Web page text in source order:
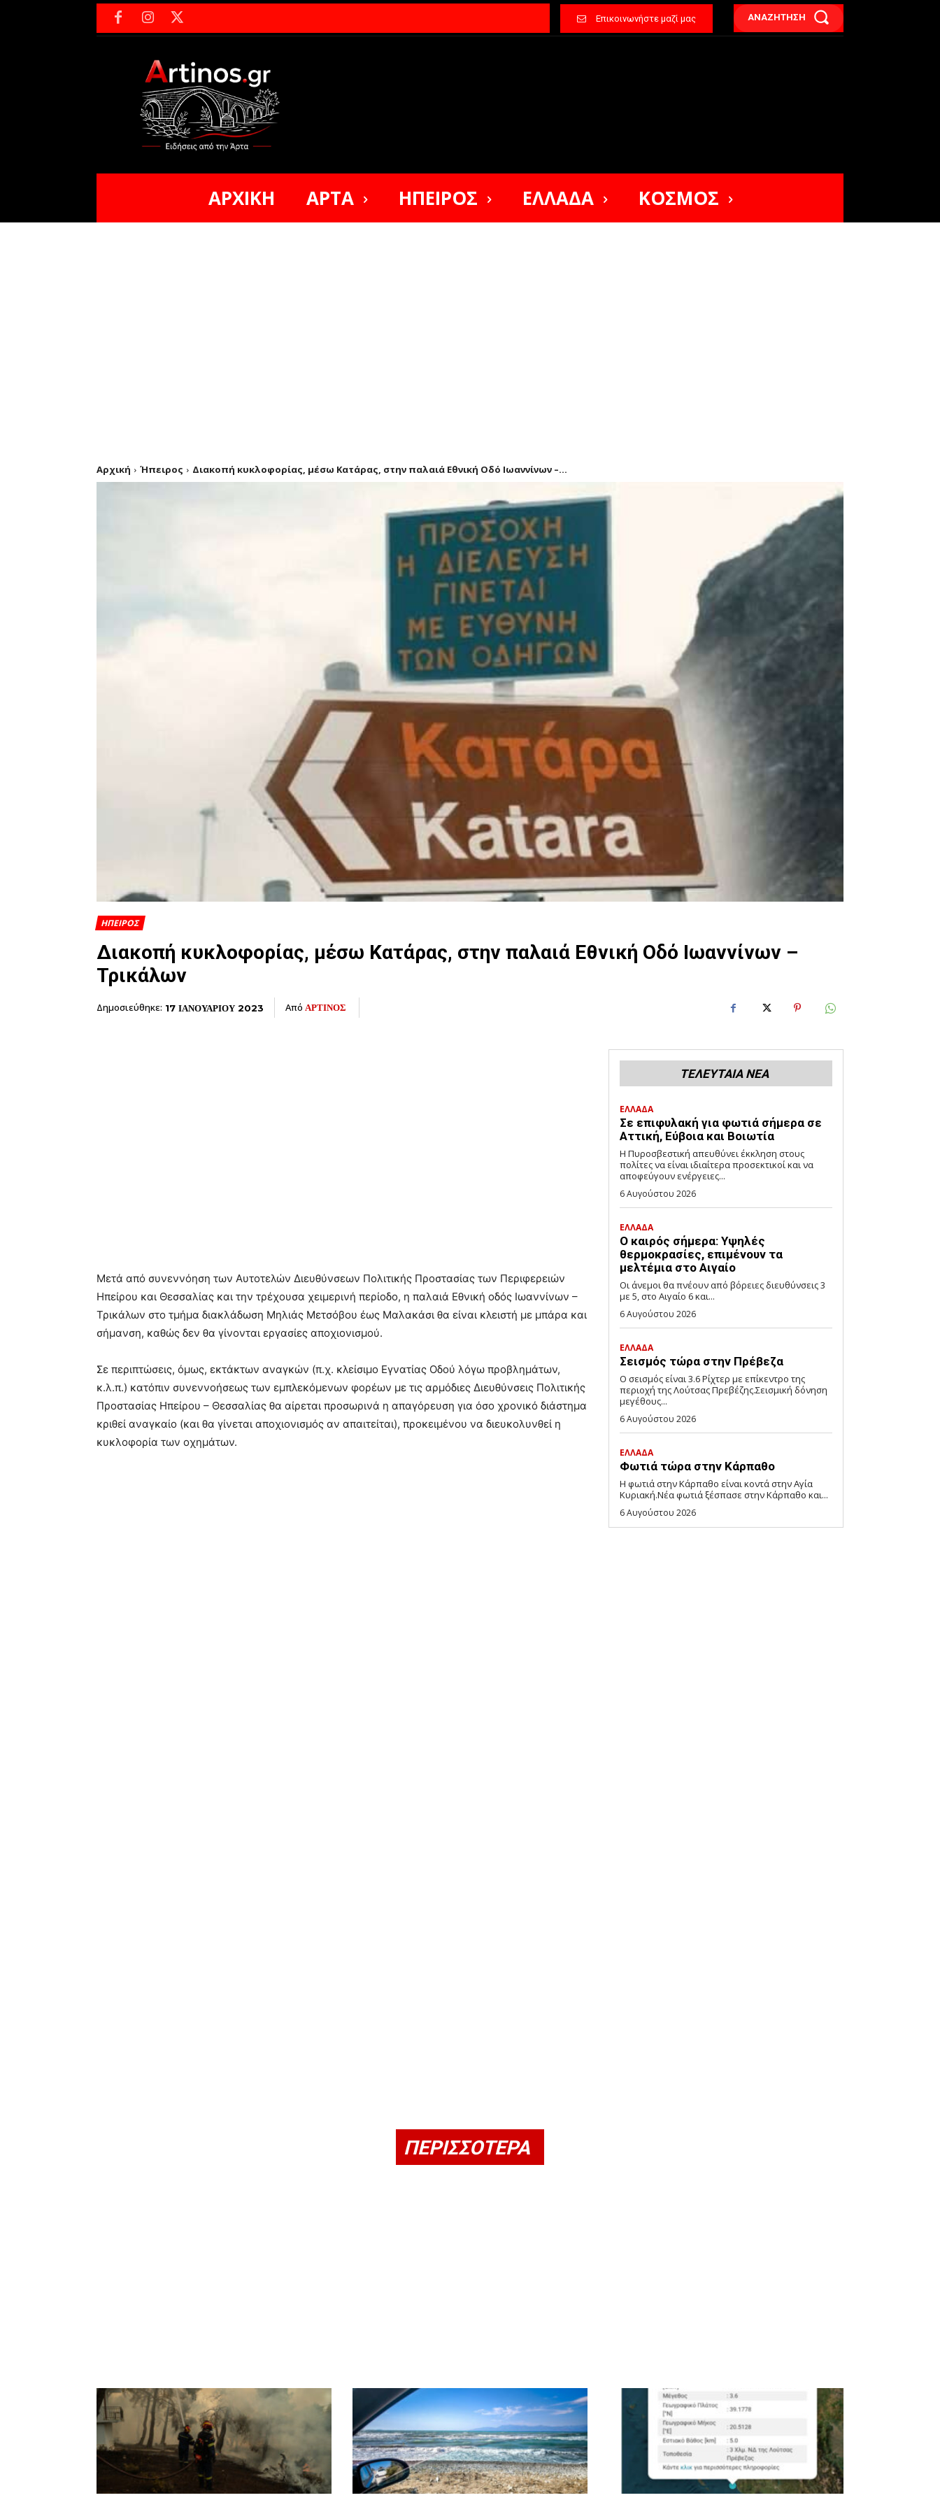
Επικοινωνήστε μαζί μας ΑΝΑΖΗΤΗΣΗ
ΑΡΧΙΚΗ ΑΡΤΑ ΗΠΕΙΡΟΣ ΕΛΛΑΔΑ ΚΟΣΜΟΣ
Αρχική Ήπειρος Διακοπή κυκλοφορίας, μέσω Κατάρας, στην παλαιά Εθνική Οδό Ιωαννίνων –...
ΗΠΕΙΡΟΣ
Διακοπή κυκλοφορίας, μέσω Κατάρας, στην παλαιά Εθνική Οδό Ιωαννίνων –
Τρικάλων
Δημοσιεύθηκε: 17 ΙΑΝΟΥΑΡΙΟΥ 2023 Από ΑΡΤΙΝΟΣ
Μετά από συνεννόηση των Αυτοτελών Διευθύνσεων Πολιτικής Προστασίας των Περιφερειών
Ηπείρου και Θεσσαλίας και την τρέχουσα χειμερινή περίοδο, η παλαιά Εθνική οδός Ιωαννίνων –
Τρικάλων στο τμήμα διακλάδωση Μηλιάς Μετσόβου έως Μαλακάσι θα είναι κλειστή με μπάρα και
σήμανση, καθώς δεν θα γίνονται εργασίες αποχιονισμού.
Σε περιπτώσεις, όμως, εκτάκτων αναγκών (π.χ. κλείσιμο Εγνατίας Οδού λόγω προβλημάτων,
κ.λ.π.) κατόπιν συνεννοήσεως των εμπλεκόμενων φορέων με τις αρμόδιες Διευθύνσεις Πολιτικής
Προστασίας Ηπείρου – Θεσσαλίας θα αίρεται προσωρινά η απαγόρευση για όσο χρονικό διάστημα
κριθεί αναγκαίο (και θα γίνεται αποχιονισμός αν απαιτείται), προκειμένου να διευκολυνθεί η
κυκλοφορία των οχημάτων.
ΤΕΛΕΥΤΑΙΑ ΝΕΑ
ΕΛΛΑΔΑ
Σε επιφυλακή για φωτιά σήμερα σε
Αττική, Εύβοια και Βοιωτία
Η Πυροσβεστική απευθύνει έκκληση στους
πολίτες να είναι ιδιαίτερα προσεκτικοί και να
αποφεύγουν ενέργειες...
6 Αυγούστου 2026
ΕΛΛΑΔΑ
Ο καιρός σήμερα: Υψηλές
θερμοκρασίες, επιμένουν τα
μελτέμια στο Αιγαίο
Οι άνεμοι θα πνέουν από βόρειες διευθύνσεις 3
με 5, στο Αιγαίο 6 και...
6 Αυγούστου 2026
ΕΛΛΑΔΑ
Σεισμός τώρα στην Πρέβεζα
Ο σεισμός είναι 3.6 Ρίχτερ με επίκεντρο της
περιοχή της Λούτσας Πρεβέζης.Σεισμική δόνηση
μεγέθους...
6 Αυγούστου 2026
ΕΛΛΑΔΑ
Φωτιά τώρα στην Κάρπαθο
Η φωτιά στην Κάρπαθο είναι κοντά στην Αγία
Κυριακή.Νέα φωτιά ξέσπασε στην Κάρπαθο και...
6 Αυγούστου 2026
ΠΕΡΙΣΣΟΤΕΡΑ